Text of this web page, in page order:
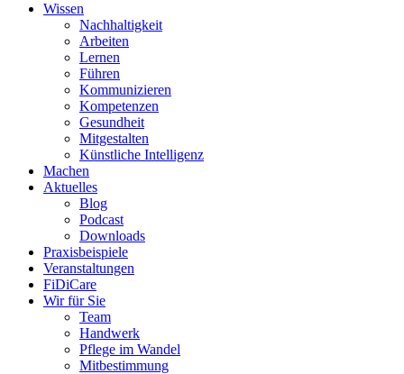
Wissen
Nachhaltigkeit
Arbeiten
Lernen
Führen
Kommunizieren
Kompetenzen
Gesundheit
Mitgestalten
Künstliche Intelligenz
Machen
Aktuelles
Blog
Podcast
Downloads
Praxisbeispiele
Veranstaltungen
FiDiCare
Wir für Sie
Team
Handwerk
Pflege im Wandel
Mitbestimmung